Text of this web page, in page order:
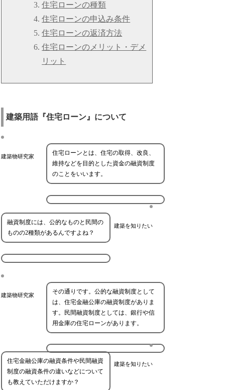
住宅ローンの種類
住宅ローンの申込み条件
住宅ローンの返済方法
住宅ローンのメリット・デメ
リット
建築用語『住宅ローン』について
建築物研究家
住宅ローンとは、住宅の取得、改良、
維持などを目的とした資金の融資制度
のことをいいます。
建築を知りたい
融資制度には、公的なものと民間の
ものの2種類があるんですよね？
建築物研究家
その通りです。公的な融資制度として
は、住宅金融公庫の融資制度がありま
す。民間融資制度としては、銀行や信
用金庫の住宅ローンがあります。
建築を知りたい
住宅金融公庫の融資条件や民間融資
制度の融資条件の違いなどについて
も教えていただけますか？